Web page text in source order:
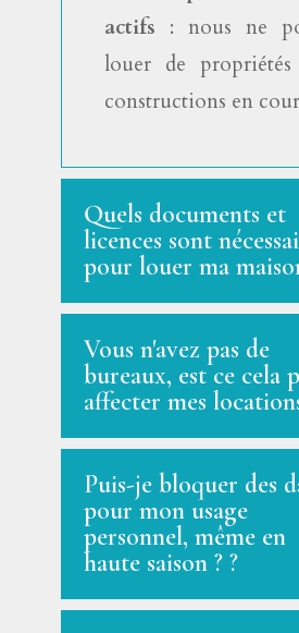
actifs : nous ne
louer de
constructions en
Quels documents et
licences sont
pour louer ma
Vous n'avez pas de
bureaux, est ce cela
affecter mes
Puis-je bloquer des
pour mon usage
personnel, même en
haute saison ? ?